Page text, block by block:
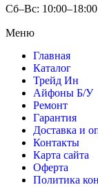
Сб–Вс: 10:00–18:00
Меню
Главная
Каталог
Трейд Ин
Айфоны Б/У
Ремонт
Гарантия
Доставка и
Контакты
Карта сайта
Оферта
Политика